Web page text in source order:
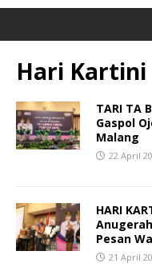
Hari Kartini
TARI TA
Gaspol
Malang
22 April
HARI
Pesan
21 April